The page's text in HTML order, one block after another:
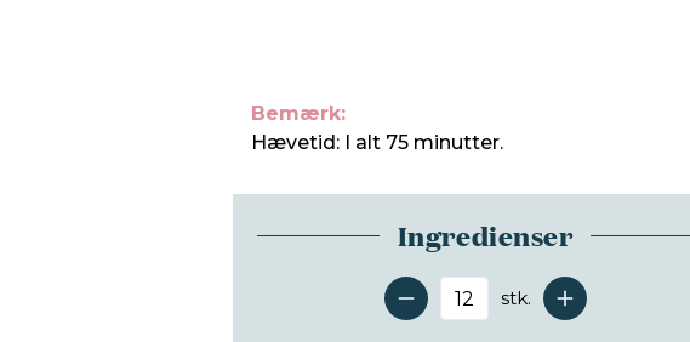
Bemærk:
Hævetid: I alt 75 minutter.
Ingredienser
Antal serveringer
stk.